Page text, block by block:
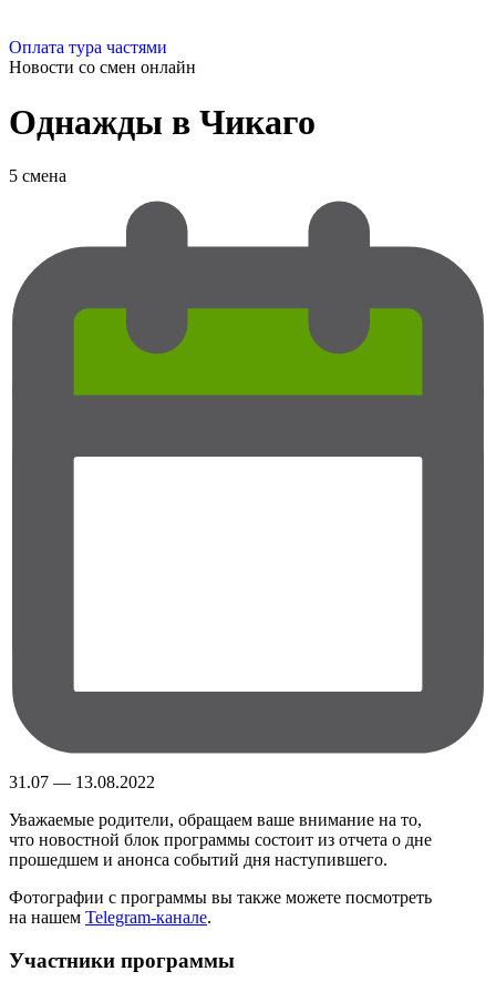
Оплата тура частями
Новости со смен онлайн
Однажды в Чикаго
5 смена
31.07 — 13.08.2022
Уважаемые родители, обращаем ваше внимание на то,
что новостной блок программы состоит из отчета о дне
прошедшем и анонса событий дня наступившего.
Фотографии с программы вы также можете посмотреть
на нашем Telegram-канале.
Участники программы